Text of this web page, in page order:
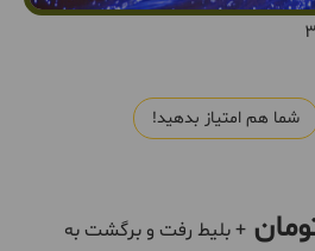
شما هم امتیاز بدهید!
+ بلیط رفت و برگشت به